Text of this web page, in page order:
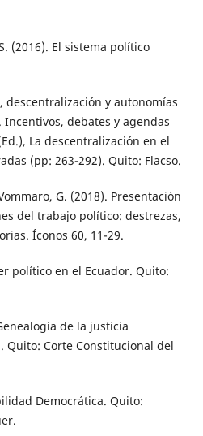
(2016). El sistema político
descentralización y autonomías
Incentivos, debates y agendas
La descentralización en el
(pp: 263-292). Quito: Flacso.
G. (2018). Presentación
del trabajo político: destrezas,
Íconos 60, 11-29.
político en el Ecuador. Quito:
de la justicia
Quito: Corte Constitucional del
Democrática. Quito: